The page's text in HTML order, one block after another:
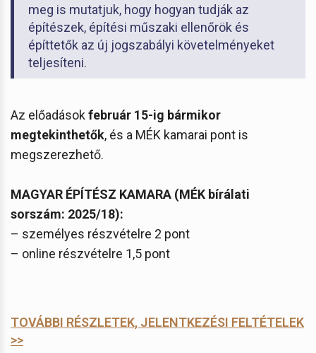
meg is mutatjuk, hogy hogyan tudják az
építészek, építési műszaki ellenőrök és
építtetők az új jogszabályi követelményeket
teljesíteni.
Az előadásokfebruár 15-ig bármikor
megtekinthetők, és a MÉK kamarai pont is
megszerezhető.
MAGYAR ÉPÍTÉSZ KAMARA (MÉK bírálati
sorszám: 2025/18):
– személyes részvételre 2 pont
– online részvételre 1,5 pont
TOVÁBBI RÉSZLETEK, JELENTKEZÉSI FELTÉTELEK
>>